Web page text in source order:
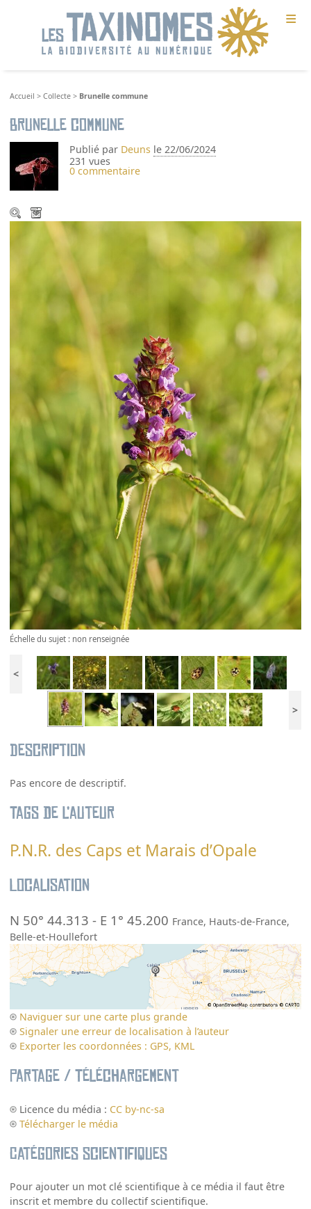
≡
Accueil >Collecte > Brunelle commune
Brunelle commune
Publié par Deuns le 22/06/2024
231 vues
0 commentaire
Échelle du sujet : non renseignée
<
>
Description
Pas encore de descriptif.
Tags de l’auteur
P.N.R. des Caps et Marais d’Opale
Localisation
N 50° 44.313 - E 1° 45.200 France, Hauts-de-France,
Belle-et-Houllefort
Naviguer sur une carte plus grande
Signaler une erreur de localisation à l’auteur
Exporter les coordonnées : GPS, KML
Partage / Téléchargement
Licence du média : CC by-nc-sa
Télécharger le média
Catégories scientifiques
Pour ajouter un mot clé scientifique à ce média il faut être
inscrit et membre du collectif scientifique.